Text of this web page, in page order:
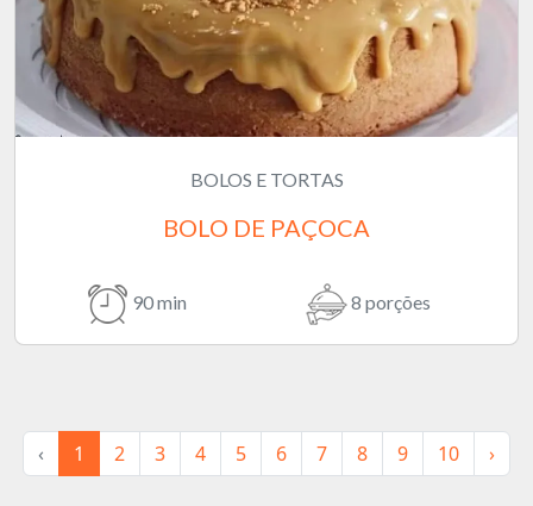
BOLOS E TORTAS
BOLO DE PAÇOCA
90 min 8 porções
‹ 1 2 3 4 5 6 7 8 9 10 ›